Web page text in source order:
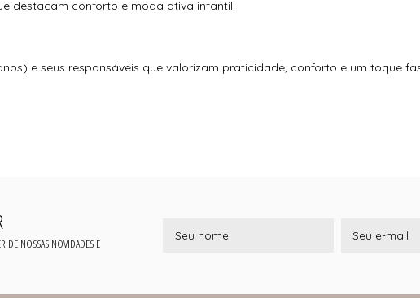
destacam conforto e moda ativa infantil.
e seus responsáveis que valorizam praticidade, conforto e um toque
DE NOSSAS NOVIDADES E